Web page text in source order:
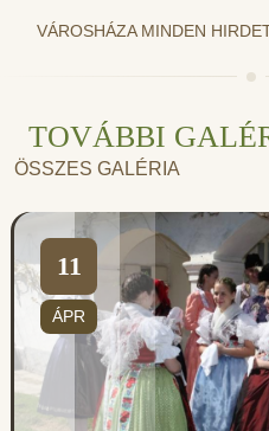
VÁROSHÁZA MINDEN
TOVÁBBI
ÖSSZES GALÉRIA
11
ÁPR